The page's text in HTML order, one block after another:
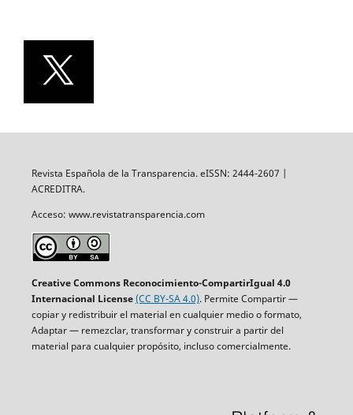
Revista Española de la Transparencia. eISSN: 2444-2607 |
ACREDITRA.
Acceso: www.revistatransparencia.com
Creative Commons Reconocimiento-CompartirIgual 4.0
Internacional License(CC BY-SA 4.0). Permite Compartir —
copiar y redistribuir el material en cualquier medio o formato,
Adaptar — remezclar, transformar y construir a partir del
material para cualquier propósito, incluso comercialmente.